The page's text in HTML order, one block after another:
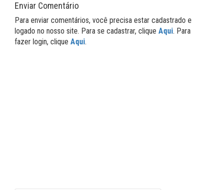
Enviar Comentário
Para enviar comentários, você precisa estar cadastrado e
logado no nosso site. Para se cadastrar, clique Aqui. Para
fazer login, clique Aqui.